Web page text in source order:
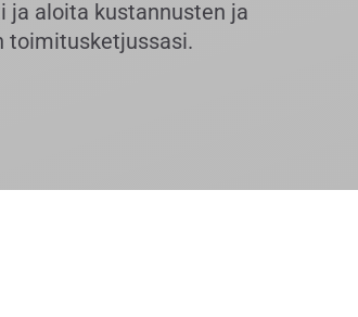
ja aloita kustannusten ja
toimitusketjussasi.